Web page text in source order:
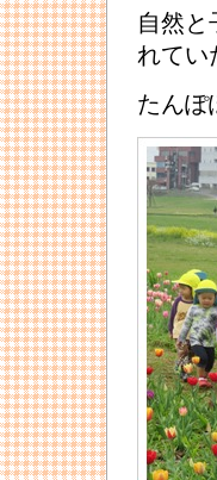
自然と
れてい
たんぽ